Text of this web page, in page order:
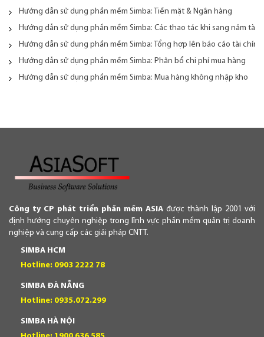
Hướng dẫn sử dụng phần mềm Simba: Tiền mặt & Ngân hàng
Hướng dẫn sử dụng phần mềm Simba: Các thao tác khi sang năm tài
Hướng dẫn sử dụng phần mềm Simba: Tổng hợp lên báo cáo tài chính
Hướng dẫn sử dụng phần mềm Simba: Phân bổ chi phí mua hàng
Hướng dẫn sử dụng phần mềm Simba: Mua hàng không nhập kho
Công ty CP phát triển phần mềm ASIA được thành lập 2001 với
định hướng chuyên nghiệp trong lĩnh vực phần mềm quản trị doanh
nghiệp và cung cấp các giải pháp CNTT.
SIMBA HCM
Hotline: 0903 2222 78
SIMBA ĐÀ NẴNG
Hotline: 0935.072.299
SIMBA HÀ NỘI